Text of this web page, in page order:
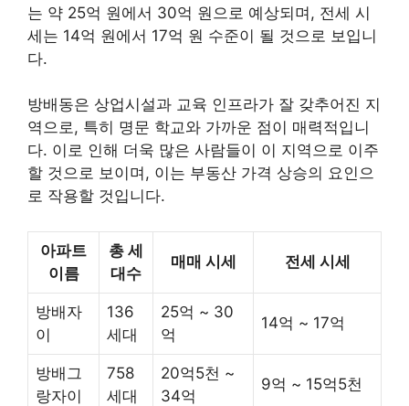
는 약 25억 원에서 30억 원으로 예상되며, 전세 시
세는 14억 원에서 17억 원 수준이 될 것으로 보입니
다.
방배동은 상업시설과 교육 인프라가 잘 갖추어진 지
역으로, 특히 명문 학교와 가까운 점이 매력적입니
다. 이로 인해 더욱 많은 사람들이 이 지역으로 이주
할 것으로 보이며, 이는 부동산 가격 상승의 요인으
로 작용할 것입니다.
아파트
이름
총 세
대수
매매 시세 전세 시세
방배자
이
136
세대
25억 ~ 30
억
14억 ~ 17억
방배그
랑자이
758
세대
20억5천 ~
34억
9억 ~ 15억5천